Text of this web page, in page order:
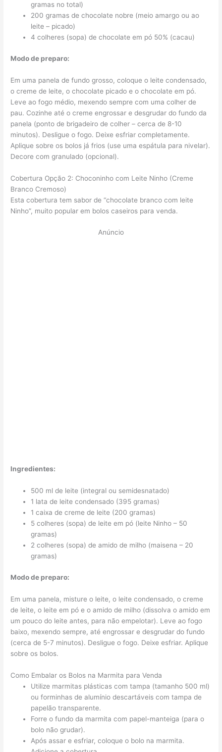
gramas no total)
200 gramas de chocolate nobre (meio amargo ou ao
leite – picado)
4 colheres (sopa) de chocolate em pó 50% (cacau)
Modo de preparo:
Em uma panela de fundo grosso, coloque o leite condensado,
o creme de leite, o chocolate picado e o chocolate em pó.
Leve ao fogo médio, mexendo sempre com uma colher de
pau. Cozinhe até o creme engrossar e desgrudar do fundo da
panela (ponto de brigadeiro de colher – cerca de 8-10
minutos). Desligue o fogo. Deixe esfriar completamente.
Aplique sobre os bolos já frios (use uma espátula para nivelar).
Decore com granulado (opcional).
Cobertura Opção 2: Choconinho com Leite Ninho (Creme
Branco Cremoso)
Esta cobertura tem sabor de “chocolate branco com leite
Ninho”, muito popular em bolos caseiros para venda.
Anúncio
Ingredientes:
500 ml de leite (integral ou semidesnatado)
1 lata de leite condensado (395 gramas)
1 caixa de creme de leite (200 gramas)
5 colheres (sopa) de leite em pó (leite Ninho – 50
gramas)
2 colheres (sopa) de amido de milho (maisena – 20
gramas)
Modo de preparo:
Em uma panela, misture o leite, o leite condensado, o creme
de leite, o leite em pó e o amido de milho (dissolva o amido em
um pouco do leite antes, para não empelotar). Leve ao fogo
baixo, mexendo sempre, até engrossar e desgrudar do fundo
(cerca de 5-7 minutos). Desligue o fogo. Deixe esfriar. Aplique
sobre os bolos.
Como Embalar os Bolos na Marmita para Venda
Utilize marmitas plásticas com tampa (tamanho 500 ml)
ou forminhas de alumínio descartáveis com tampa de
papelão transparente.
Forre o fundo da marmita com papel-manteiga (para o
bolo não grudar).
Após assar e esfriar, coloque o bolo na marmita.